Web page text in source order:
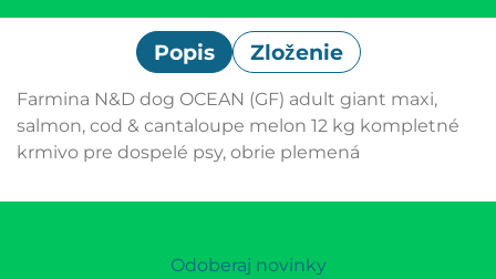
Popis Zloženie
Farmina N&D dog OCEAN (GF) adult giant maxi,
salmon, cod & cantaloupe melon 12 kg kompletné
krmivo pre dospelé psy, obrie plemená
Odoberaj novinky